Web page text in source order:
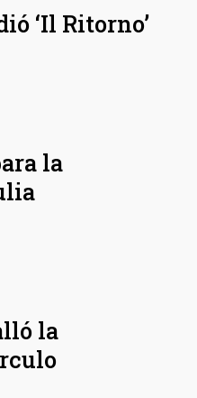
‘Il Ritorno’
la
la